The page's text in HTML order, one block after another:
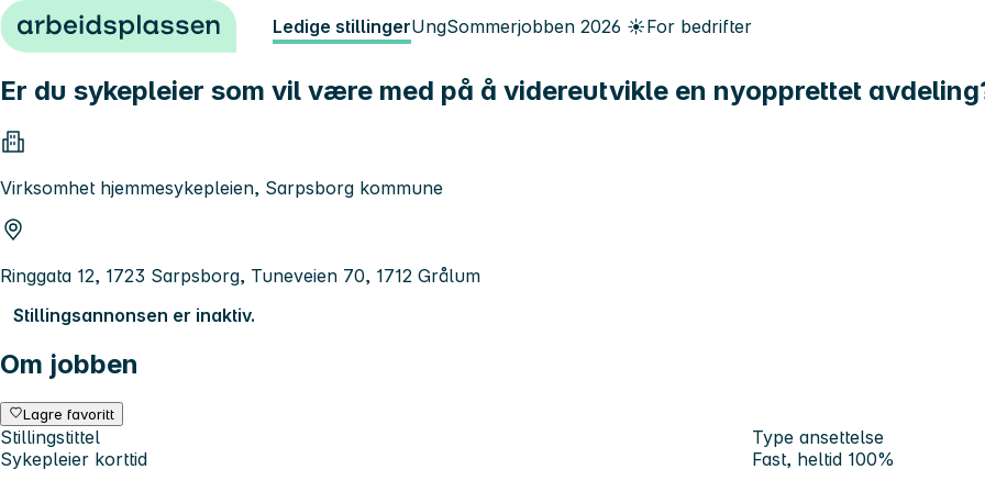
Hopp til innhold Ledige stillingerUngSommerjobben 2026 ☀️For bedrifter
Er du sykepleier som vil være med på å videreutvikle en nyopprettet
Virksomhet hjemmesykepleien, Sarpsborg kommune
Ringgata 12, 1723 Sarpsborg, Tuneveien 70, 1712 Grålum
Stillingsannonsen er inaktiv.
Om jobben
Lagre favoritt
Stillingstittel
Sykepleier korttid
Type ansettelse
Fast, heltid 100%